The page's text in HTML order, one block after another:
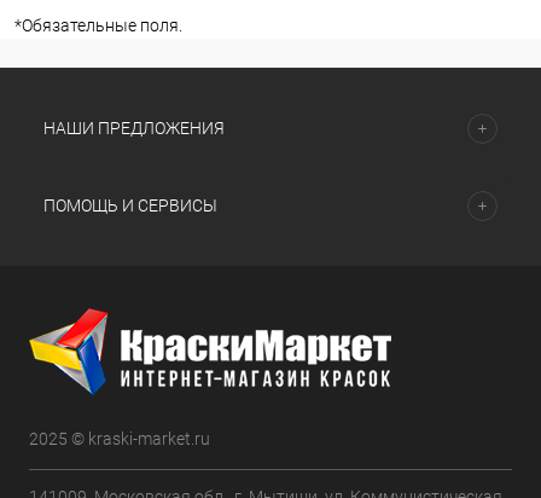
*Обязательные поля.
НАШИ ПРЕДЛОЖЕНИЯ
ПОМОЩЬ И СЕРВИСЫ
2025 © kraski-market.ru